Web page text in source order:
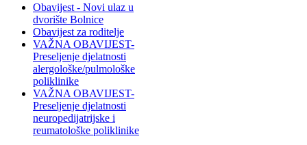
Obavijest - Novi ulaz u
dvorište Bolnice
Obavijest za roditelje
VAŽNA OBAVIJEST-
Preseljenje djelatnosti
alergološke/pulmološke
poliklinike
VAŽNA OBAVIJEST-
Preseljenje djelatnosti
neuropedijatrijske i
reumatološke poliklinike